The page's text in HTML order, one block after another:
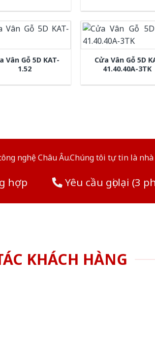
Vân Gỗ 5D KAT-
1.52
Cửa Vân Gỗ 5D
41.40.40A-3TK
nghệ Châu Âu.Chúng tôi tự tin là
hợp Yêu cầu gọi lại (3
KHÁCH HÀNG